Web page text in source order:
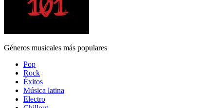
Géneros musicales más populares
Pop
Rock
Éxitos
Música latina
Electro